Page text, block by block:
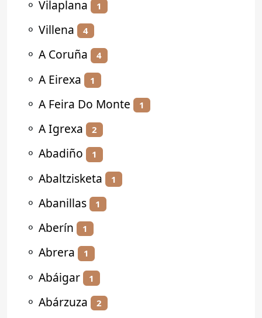
⚬ Vilaplana 1
⚬ Villena 4
⚬ A Coruña 4
⚬ A Eirexa 1
⚬ A Feira Do Monte 1
⚬ A Igrexa 2
⚬ Abadiño 1
⚬ Abaltzisketa 1
⚬ Abanillas 1
⚬ Aberín 1
⚬ Abrera 1
⚬ Abáigar 1
⚬ Abárzuza 2